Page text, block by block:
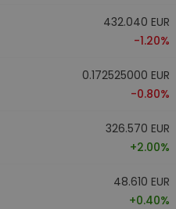
432.040 EUR
-1.20%
0.172525000 EUR
-0.80%
326.570 EUR
+2.00%
48.610 EUR
+0.40%